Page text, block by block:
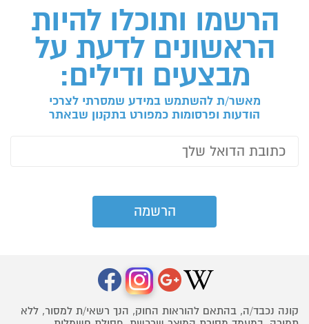
הרשמו ותוכלו להיות
הראשונים לדעת על
מבצעים ודילים:
מאשר/ת להשתמש במידע שמסרתי לצרכי
הודעות ופרסומות כמפורט בתקנון שבאתר
קונה נכבד/ה, בהתאם להוראות החוק, הנך רשאי/ת למסור, ללא